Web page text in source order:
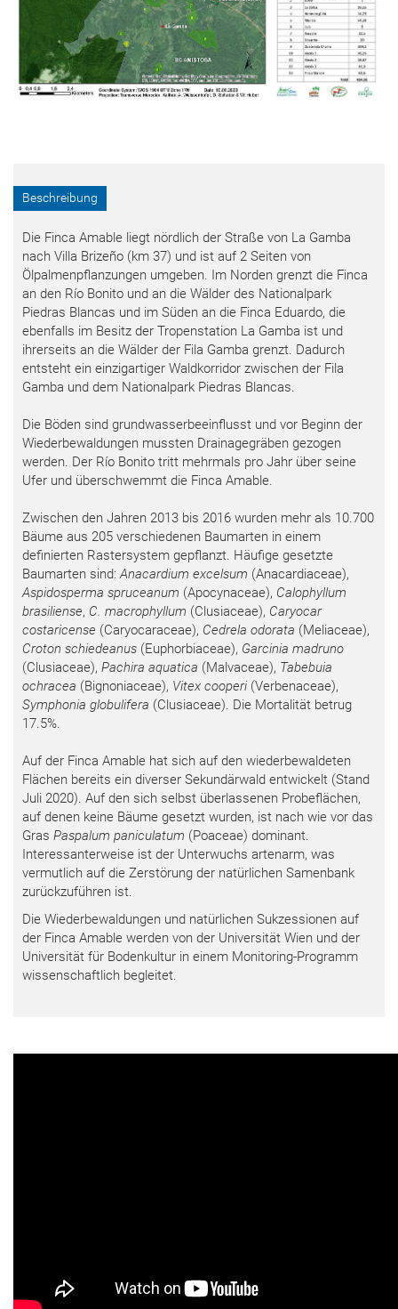
Beschreibung
Die Finca Amable liegt nördlich der Straße von La Gamba
nach Villa Brizeño (km 37) und ist auf 2 Seiten von
Ölpalmenpflanzungen umgeben. Im Norden grenzt die Finca
an den Río Bonito und an die Wälder des Nationalpark
Piedras Blancas und im Süden an die Finca Eduardo, die
ebenfalls im Besitz der Tropenstation La Gamba ist und
ihrerseits an die Wälder der Fila Gamba grenzt. Dadurch
entsteht ein einzigartiger Waldkorridor zwischen der Fila
Gamba und dem Nationalpark Piedras Blancas.
Die Böden sind grundwasserbeeinflusst und vor Beginn der
Wiederbewaldungen mussten Drainagegräben gezogen
werden. Der Río Bonito tritt mehrmals pro Jahr über seine
Ufer und überschwemmt die Finca Amable.
Zwischen den Jahren 2013 bis 2016 wurden mehr als 10.700
Bäume aus 205 verschiedenen Baumarten in einem
definierten Rastersystem gepflanzt. Häufige gesetzte
Baumarten sind:Anacardium excelsum (Anacardiaceae),
Aspidosperma spruceanum (Apocynaceae), Calophyllum
brasiliense, C. macrophyllum (Clusiaceae), Caryocar
costaricense (Caryocaraceae), Cedrela odorata (Meliaceae),
Croton schiedeanus (Euphorbiaceae), Garcinia madruno
(Clusiaceae), Pachira aquatica (Malvaceae), Tabebuia
ochracea (Bignoniaceae), Vitex cooperi(Verbenaceae),
Symphonia globulifera (Clusiaceae). Die Mortalität betrug
17.5%.
Auf der Finca Amable hat sich auf den wiederbewaldeten
Flächen bereits ein diverser Sekundärwald entwickelt (Stand
Juli 2020). Auf den sich selbst überlassenen Probeflächen,
auf denen keine Bäume gesetzt wurden, ist nach wie vor das
Gras Paspalum paniculatum (Poaceae) dominant.
Interessanterweise ist der Unterwuchs artenarm, was
vermutlich auf die Zerstörung der natürlichen Samenbank
zurückzuführen ist.
Die Wiederbewaldungen und natürlichen Sukzessionen auf
der Finca Amable werden von der Universität Wien und der
Universität für Bodenkultur in einem Monitoring-Programm
wissenschaftlich begleitet.